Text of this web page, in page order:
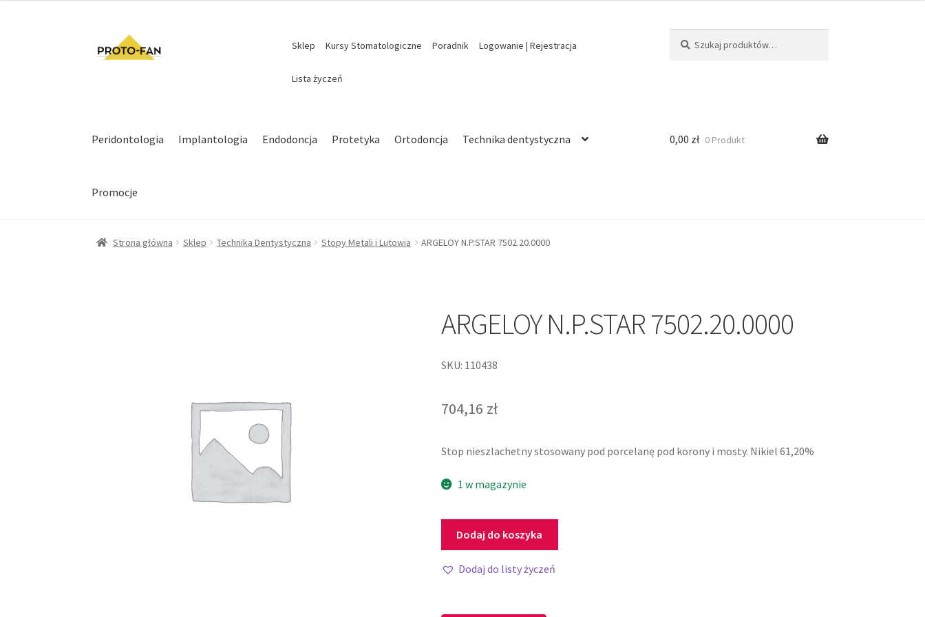
Sklep Kursy Stomatologiczne Poradnik Logowanie | Rejestracja
Lista życzeń
Peridontologia Implantologia Endodoncja Protetyka Ortodoncja Technika dentystyczna
Promocje
0,00 zł 0 Produkt
Strona główna Sklep Technika Dentystyczna Stopy Metali i Lutowia ARGELOY N.P.STAR 7502.20.0000
ARGELOY N.P.STAR 7502.20.0000
SKU: 110438
704,16 zł
Stop nieszlachetny stosowany pod porcelanę pod korony i mosty. Nikiel 61,20%
1 w magazynie
Dodaj do koszyka
Dodaj do listy życzeń